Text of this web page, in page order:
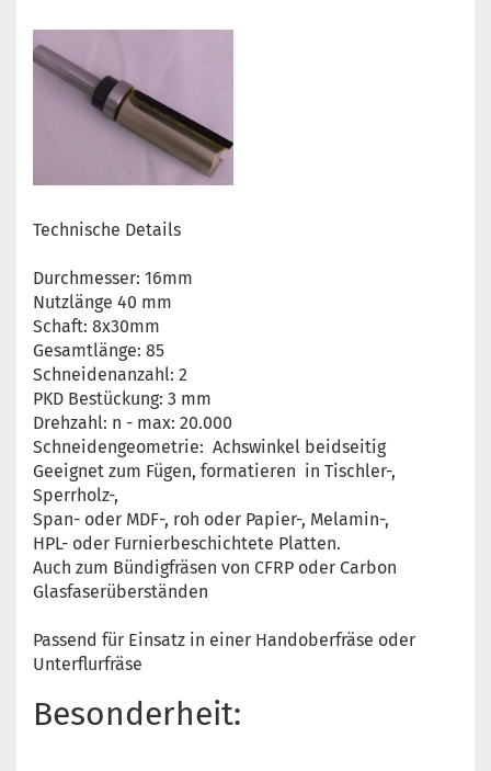
Technische Details
Durchmesser: 16mm
Nutzlänge 40 mm
Schaft: 8x30mm
Gesamtlänge: 85
Schneidenanzahl: 2
PKD Bestückung: 3 mm
Drehzahl: n - max: 20.000
Schneidengeometrie: Achswinkel beidseitig
Geeignet zum Fügen, formatieren in Tischler-,
Sperrholz-,
Span- oder MDF-, roh oder Papier-, Melamin-,
HPL- oder Furnierbeschichtete Platten.
Auch zum Bündigfräsen von CFRP oder Carbon
Glasfaserüberständen
Passend für Einsatz in einer Handoberfräse oder
Unterflurfräse
Besonderheit: